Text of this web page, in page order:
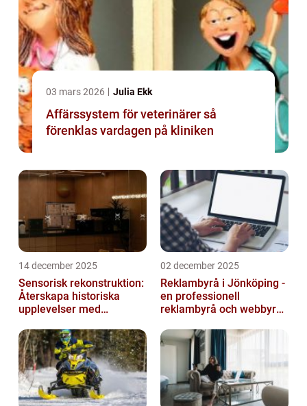
03 mars 2026 Julia Ekk
Affärssystem för veterinärer så
förenklas vardagen på kliniken
14 december 2025
Sensorisk rekonstruktion:
Återskapa historiska
upplevelser med
02 december 2025
Reklambyrå i Jönköping -
en professionell
reklambyrå och webbyrå
kommunikati...